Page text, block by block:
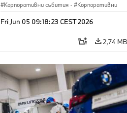
Корпоративни събития · Корпоративни
Fri Jun 05 09:18:23 CEST 2026
2,74 MB